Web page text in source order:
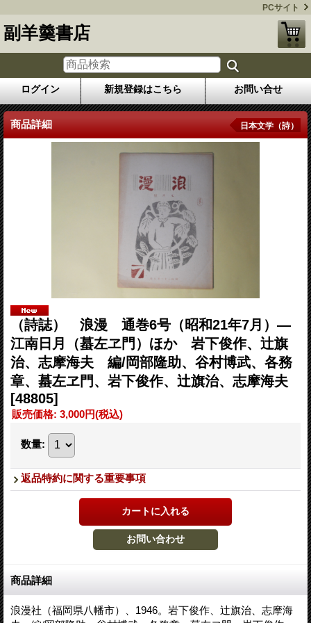
PCサイト
副羊羹書店
ログイン 新規登録はこちら お問い合せ
商品詳細 日本文学（詩）
（詩誌） 浪漫 通巻6号（昭和21年7月）―
江南日月（蟇左ヱ門）ほか 岩下俊作、辻旗
治、志摩海夫 編/岡部隆助、谷村博武、各務
章、蟇左ヱ門、岩下俊作、辻旗治、志摩海夫
[48805]
販売価格: 3,000円(税込)
数量:
返品特約に関する重要事項
商品詳細
浪漫社（福岡県八幡市）、1946。岩下俊作、辻旗治、志摩海